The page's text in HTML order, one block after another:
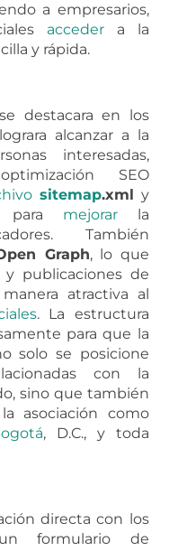
a empresarios,
accedera la
y rápida.
se destacara en los
alcanzar a la
interesadas,
SEO
sitemap.xml y
mejorar la
También
Graph, lo que
y publicaciones de
atractiva al
. La estructura
para que la
solo se posicione
con la
sino que también
asociación como
, D.C., y toda
directa con los
formulario de